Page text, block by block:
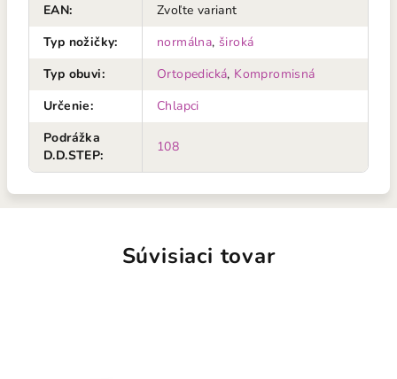
EAN:
Zvoľte variant
Typ nožičky: normálna, široká
Typ obuvi: Ortopedická, Kompromisná
Určenie:
Chlapci
Podrážka
D.D.STEP:
108
Súvisiaci tovar